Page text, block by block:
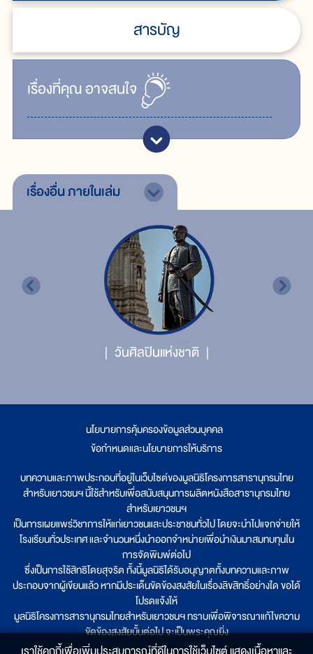
สารบัญ
เรื่ิองที่คุณอาจสนใจ
เรื่องอื่นภายในเล่ม
วันศิลปินแห่งชาติ
นโยบายการคุ้มครองข้อมูลส่วนบุคคล
ข้อกำหนดและนโยบายการให้บริการ
บทความและภาพประกอบที่อยู่ในเว็บไซต์ของมูลนิธิโครงการสารานุกรมไทย
สำหรับเยาวชนฯ นี้ใช้สำหรับเพื่อสนับสนุนการผลิตหนังสือสารานุกรมไทย
สำหรับเยาวชนฯ
เป็นการเผยแพร่วิชาการให้แก่เยาวชนและประชาชนทั่วไป โดยจะนำไปแจกจ่ายให้
โรงเรียนทั่วประเทศ และจำนวนหนึ่งนำออกจำหน่ายเพื่อนำเงินมาสมทบทุนใน
การจัดพิมพ์ต่อไป
ซึ่งเป็นการใช้สิทธิโดยสุจริต ทั้งนี้มูลนิธิได้รับอนุญาตทั้งบทความและภาพ
ประกอบจากผู้เขียนแล้ว หากมีประเด็นขัดข้องสงสัยในเรื่องลิขสิทธิ์อย่างใด ขอได้
โปรดแจ้งให้
มูลนิธิโครงการสารานุกรมไทยสำหรับเยาวชนฯ ทราบเพื่อพิจารณาแก้ไขความ
ขัดข้องสงสัยนั้นต่อไป จะเป็นพระคุณยิ่ง